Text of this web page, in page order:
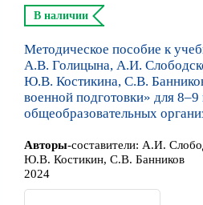
В наличии
Методическое пособие к
А.В. Голицына, А.И.
Ю.В. Костикина, С.В.
военной подготовки» для 8–9
общеобразовательных
Авторы-составители: А.И.
Ю.В. Костикин, С.В. Банников
2024